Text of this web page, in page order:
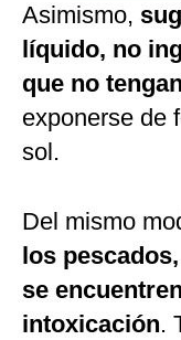
Asimismo,
líquido, no
que no
exponerse de
sol.
Del mismo
los
se
intoxicación.